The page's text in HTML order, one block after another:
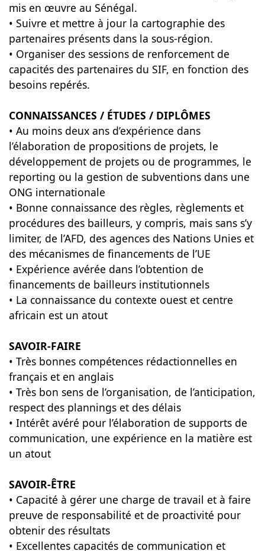
mis en œuvre au Sénégal.
• Suivre et mettre à jour la cartographie des
partenaires présents dans la sous-région.
• Organiser des sessions de renforcement de
capacités des partenaires du SIF, en fonction des
besoins repérés.
CONNAISSANCES / ÉTUDES / DIPLÔMES
• Au moins deux ans d’expérience dans
l’élaboration de propositions de projets, le
développement de projets ou de programmes, le
reporting ou la gestion de subventions dans une
ONG internationale
• Bonne connaissance des règles, règlements et
procédures des bailleurs, y compris, mais sans s’y
limiter, de l’AFD, des agences des Nations Unies et
des mécanismes de financements de l’UE
• Expérience avérée dans l’obtention de
financements de bailleurs institutionnels
• La connaissance du contexte ouest et centre
africain est un atout
SAVOIR-FAIRE
• Très bonnes compétences rédactionnelles en
français et en anglais
• Très bon sens de l’organisation, de l’anticipation,
respect des plannings et des délais
• Intérêt avéré pour l’élaboration de supports de
communication, une expérience en la matière est
un atout
SAVOIR-ÊTRE
• Capacité à gérer une charge de travail et à faire
preuve de responsabilité et de proactivité pour
obtenir des résultats
• Excellentes capacités de communication et